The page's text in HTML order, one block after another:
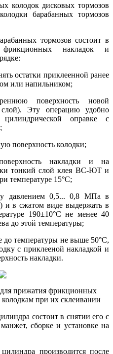
колодок дисковых тормозов
барабанных тормозов
тормозов состоит в
накладок и
остатки приклеенной ранее
или напильником;
поверхность новой
Эту операцию удобно
оправке с
поверхность колодки;
накладки и на
тонкий слой клея ВС-ЮТ и
температуре 15°С;
давлением 0,5... 0,8 МПа в
и в сжатом виде выдержать в
190±10°С не менее 40
до этой температуры;
до температуры не выше 50°С,
с приклееной накладкой и
накладки.
прижатия фрикционных
при их склеивании
состоит в снятии его с
сборке и установке на
производится после